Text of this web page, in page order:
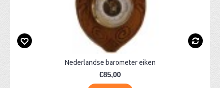
Nederlandse barometer eiken
€85,00